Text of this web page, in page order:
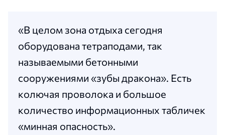
«В целом зона отдыха сегодня
оборудована тетраподами, так
называемыми бетонными
сооружениями «зубы дракона». Есть
колючая проволока и большое
количество информационных табличек
«минная опасность».